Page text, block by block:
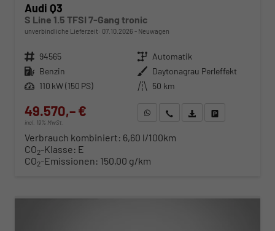
Audi Q3
S Line 1.5 TFSI 7-Gang tronic
unverbindliche Lieferzeit: 07.10.2026 Neuwagen
Fahrzeugnr. 94565 Getriebe Automatik
Kraftstoff Benzin Außenfarbe Daytonagrau Perleffekt
Leistung 110 kW (150 PS) Kilometerstand 50 km
49.570,– €
incl. 19% MwSt.
WhatsApp anfragen
Wir rufen Sie anFahrzeugexposé (PDF)
Verbrauch kombiniert: 6,60 l/100km
CO2-Klasse: E
CO2-Emissionen: 150,00 g/km